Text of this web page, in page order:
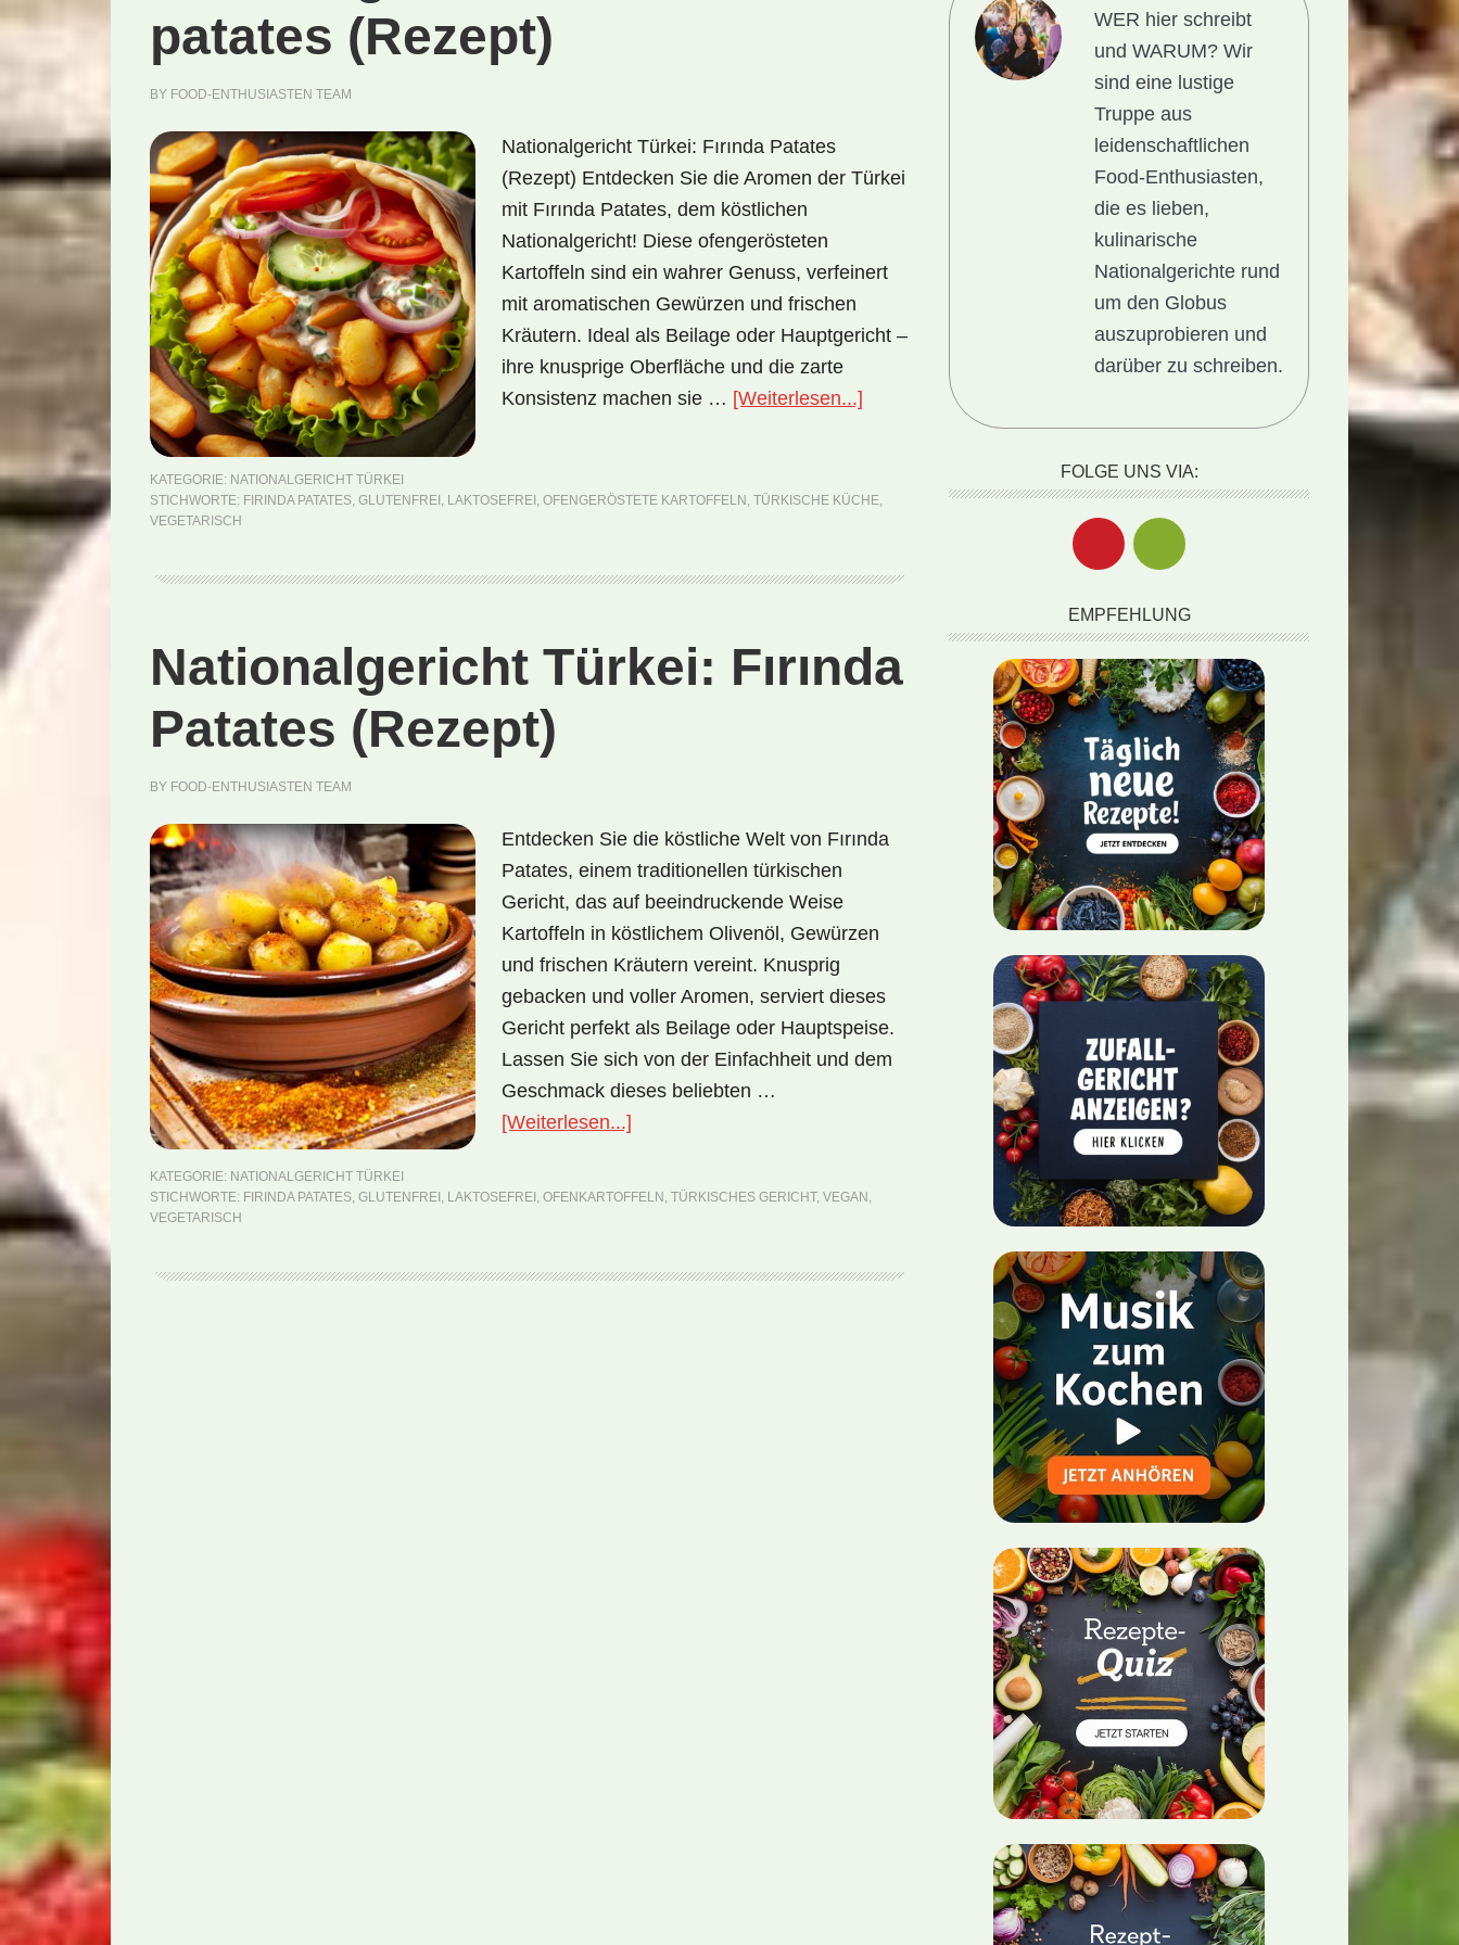
patates (Rezept)
BY FOOD-ENTHUSIASTEN TEAM
Nationalgericht Türkei: Fırında Patates
(Rezept) Entdecken Sie die Aromen der Türkei
mit Fırında Patates, dem köstlichen
Nationalgericht! Diese ofengerösteten
Kartoffeln sind ein wahrer Genuss, verfeinert
mit aromatischen Gewürzen und frischen
Kräutern. Ideal als Beilage oder Hauptgericht –
ihre knusprige Oberfläche und die zarte
Konsistenz machen sie … [Weiterlesen...] ÜberNationalgericht
patates
KATEGORIE: NATIONALGERICHT TÜRKEI
STICHWORTE: FIRINDA PATATES, GLUTENFREI , LAKTOSEFREI , OFENGERÖSTETE KARTOFFELN , TÜRKISCHE KÜCHE,
VEGETARISCH
Nationalgericht Türkei: Fırında
Patates (Rezept)
BY FOOD-ENTHUSIASTEN TEAM
Entdecken Sie die köstliche Welt von Fırında
Patates, einem traditionellen türkischen
Gericht, das auf beeindruckende Weise
Kartoffeln in köstlichem Olivenöl, Gewürzen
und frischen Kräutern vereint. Knusprig
gebacken und voller Aromen, serviert dieses
Gericht perfekt als Beilage oder Hauptspeise.
Lassen Sie sich von der Einfachheit und dem
Geschmack dieses beliebten …
[Weiterlesen...]
Fırında
KATEGORIE: NATIONALGERICHT TÜRKEI
STICHWORTE: FIRINDA PATATES, GLUTENFREI , LAKTOSEFREI , OFENKARTOFFELN , TÜRKISCHES GERICHT, VEGAN ,
VEGETARISCH
WER hier schreibt
und WARUM?Wir
sind eine lustige
Truppe aus
leidenschaftlichen
Food-Enthusiasten,
die es lieben,
kulinarische
Nationalgerichte rund
um den Globus
auszuprobieren und
darüber zu schreiben.
FOLGE UNS VIA:
EMPFEHLUNG